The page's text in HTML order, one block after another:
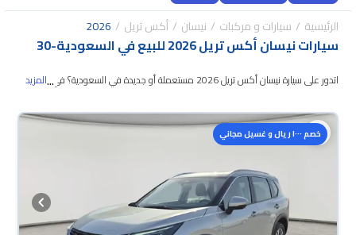
الرئيسية سيارات و مركبات نيسان أكس تريل 2026
سيارات نيسان أكس تريل 2026 للبيع في السعودية -
30
اتدور على سيارة نيسان أكس تريل 2026 مستعملة أو جديدة في السعودية؟ في
سيارات نيسان أكس تريل 2026 المستعملة مضمونة ومفحوصة بأكثر من 200
نقطة وتقدر تجربها لمدة 10 أيام، وإن ما ناسبتك لأي سبب تقدر تسترجع كامل المبلغ
كاش أو تقسيط، وتحجزها أونلاين، وبتوصلك لين باب بيتك.
...المزيد
خصم ١٠٠٠ ريال و غسيل مجاني